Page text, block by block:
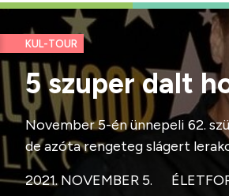
KUL-TOUR
5 szuper dalt
November 5-én ünnepeli 62.
de azóta rengeteg slágert
2021. NOVEMBER 5.